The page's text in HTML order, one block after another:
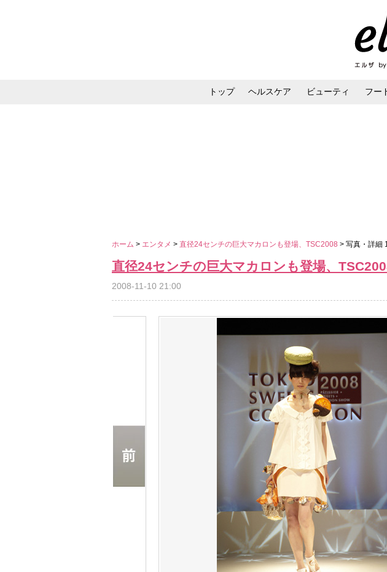
トップ ヘルスケア ビューティ フー
ホーム > エンタメ > 直径24センチの巨大マカロンも登場、TSC2008 > 写真・詳細
直径24センチの巨大マカロンも登場、
2008-11-10 21:00